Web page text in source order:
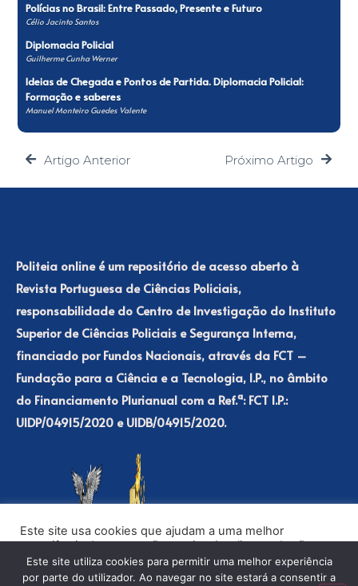
Polícias no Brasil: Entre Passado, Presente e Futuro
Célio Jacinto Santos
Diplomacia Policial
Guilherme Cunha Werner
Ideias de Chegada e Pontos de Partida. Diplomacia Policial:
Formação e saberes
Manuel Monteiro Guedes Valente
Artigo Anterior Próximo Artigo
Politeia online é um repositório de acesso aberto à
Revista Portuguesa de Ciências Policiais,
responsabilidade do Centro de Investigação do Instituto
Superior de Ciências Policiais e Segurança Interna,
financiado por Fundos Nacionais, através da FCT –
Fundação para a Ciência e a Tecnologia, I.P., no âmbito
do Financiamento Plurianual com a Ref.ª: FCT I.P.:
UIDP/04915/2020 e UIDB/04915/2020.
Este site usa cookies que ajudam a uma melhor
experiência de navegação no site. Ao clicar no botão
“Aceitar” ou continuar a visualizar o nosso site, você
concorda com o uso de cookies no nosso site.
Este site utiliza cookies para permitir uma melhor experiência
por parte do utilizador. Ao navegar no site estará a consentir a